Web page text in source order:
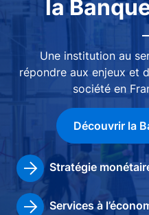
la
Une institution au
répondre aux enjeux et
société en
Découvrir la
Stratégie
Services à